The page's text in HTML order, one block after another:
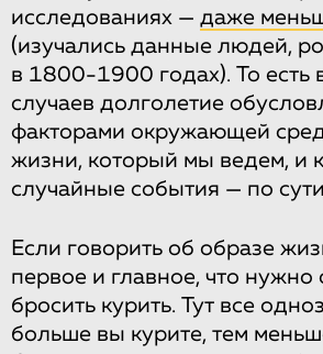
исследованиях — даже
(изучались данные людей,
в 1800-1900 годах). То есть
случаев долголетие
факторами окружающей
жизни, который мы ведем, и
случайные события — по
Если говорить об образе
первое и главное, что нужно
бросить курить. Тут все
больше вы курите, тем